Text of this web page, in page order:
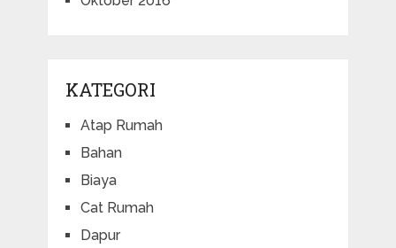
KATEGORI
Atap Rumah
Bahan
Biaya
Cat Rumah
Dapur